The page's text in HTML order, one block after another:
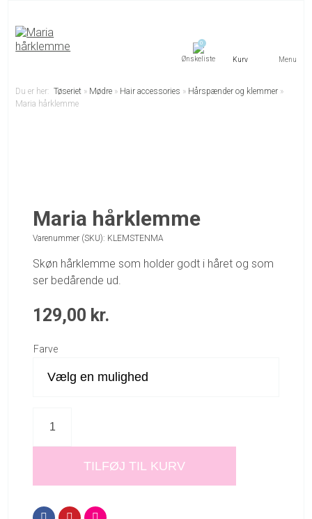
0
Menu
Du er her:Tøseriet » Mødre » Hair accessories » Hårspænder og klemmer »
Maria hårklemme
Maria hårklemme
Varenummer (SKU): KLEMSTENMA
Skøn hårklemme som holder godt i håret og som
ser bedårende ud.
129,00 kr.
Farve
TILFØJ TIL KURV